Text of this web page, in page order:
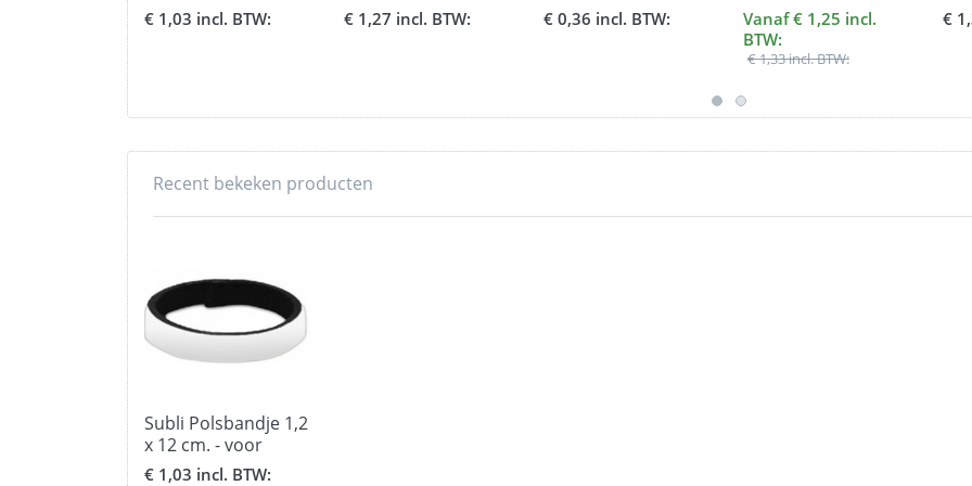
kinderen groot
€ 1,03 incl. BTW:
hardboard met kurk
€ 1,27 incl. BTW:
voor bekers
€ 0,36 incl. BTW:
Vanaf € 1,25 incl.
BTW:
€ 1,33 incl. BTW:
€
Recent bekeken producten
Subli Polsbandje 1,2
x 12 cm. - voor
kinderen klein
€ 1,03 incl. BTW: